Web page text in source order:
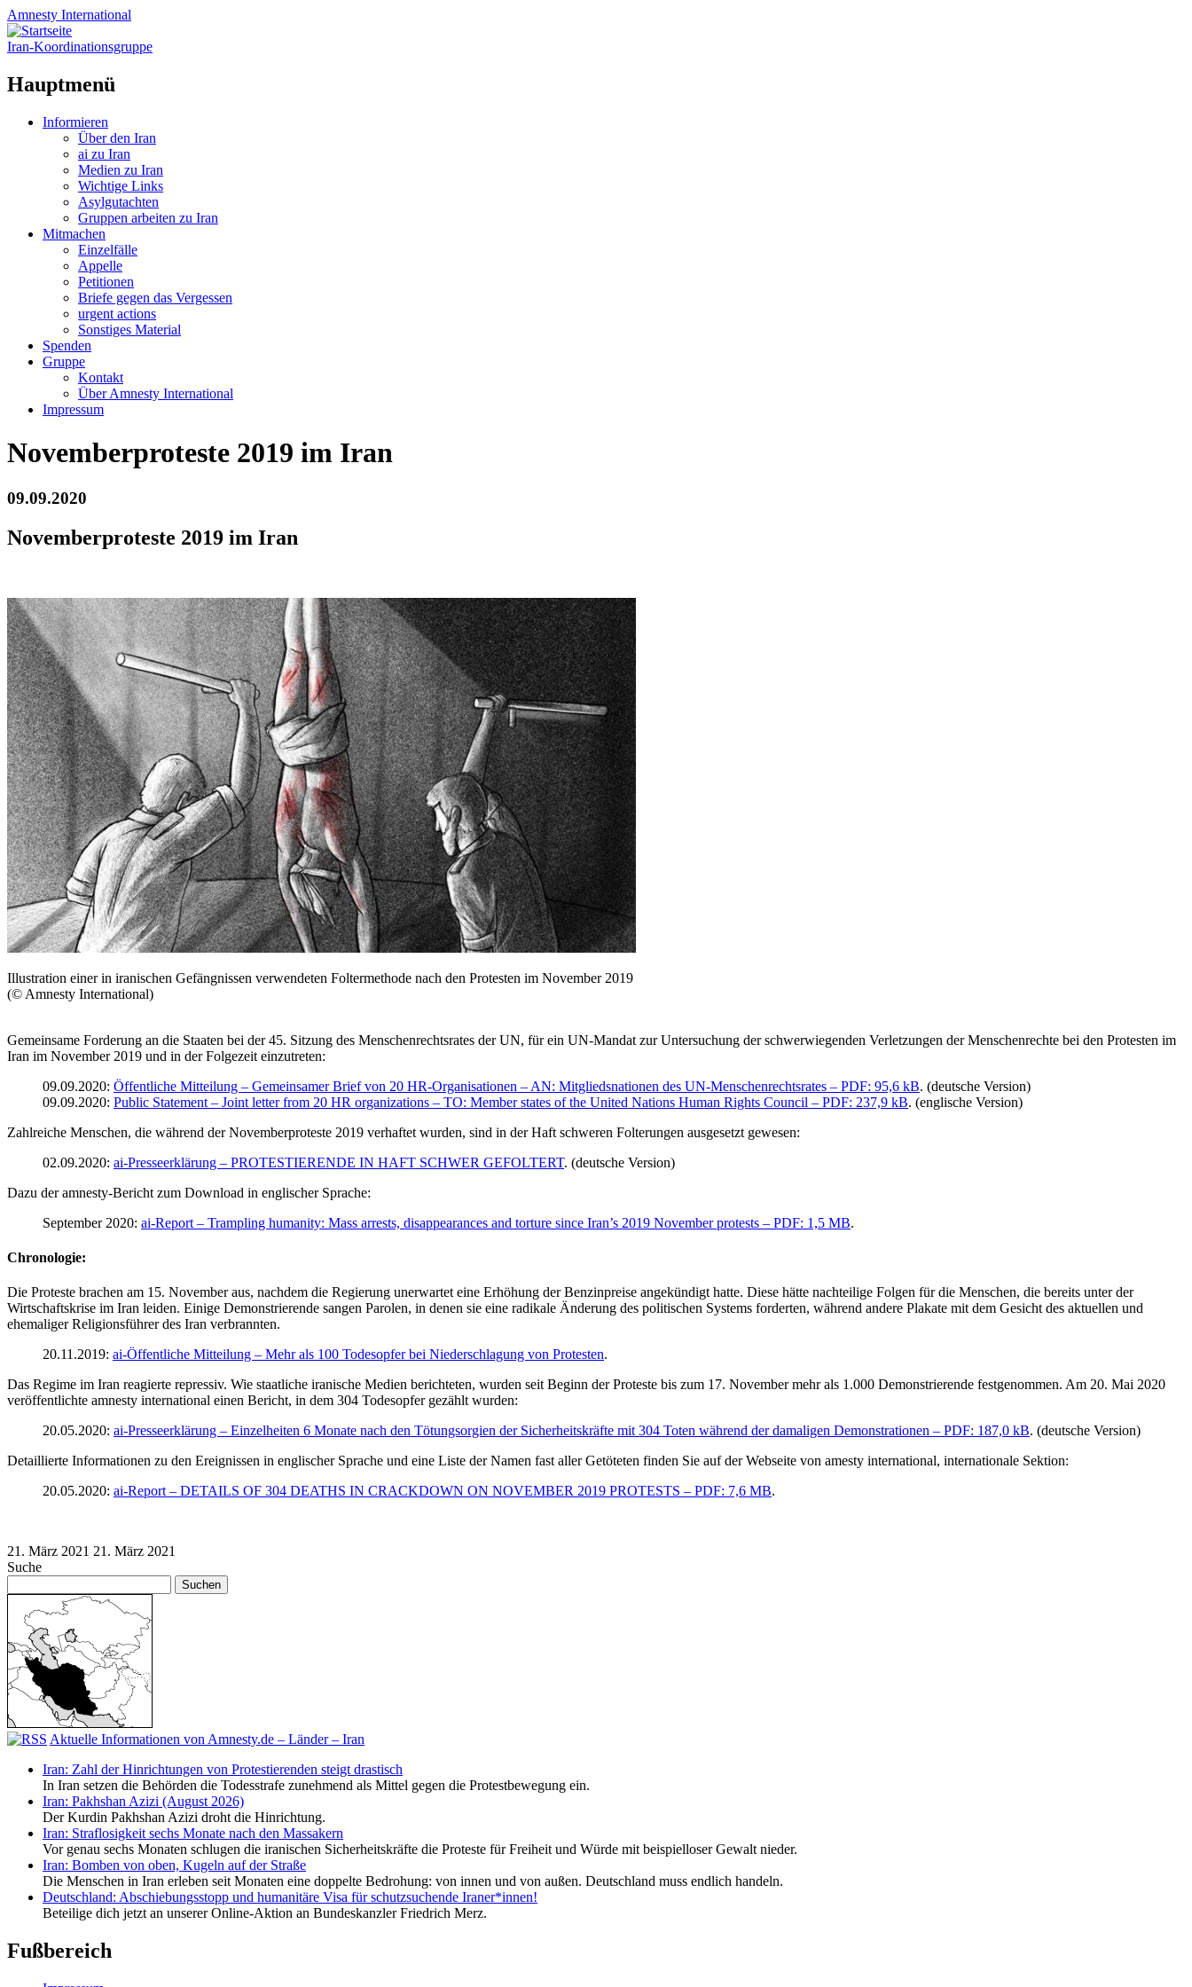
Amnesty International
Iran-Koordinationsgruppe
Hauptmenü
Zum
Informieren
Über den Iran
ai zu Iran
Medien zu Iran
Wichtige Links
Asylgutachten
Gruppen arbeiten zu Iran
Mitmachen
Einzelfälle
Appelle
Petitionen
Briefe gegen das Vergessen
urgent actions
Sonstiges Material
Spenden
Gruppe
Kontakt
Über Amnesty International
Impressum
Novemberproteste 2019 im Iran
09.09.2020
Novemberproteste 2019 im Iran
Illustration einer in iranischen Gefängnissen verwendeten Foltermethode nach den Protesten im November 2019
(© Amnesty International)
Gemeinsame Forderung an die Staaten bei der 45. Sitzung des Menschenrechtsrates der UN, für ein UN-Mandat zur Untersuchung der schwerwiegenden Verletzungen der Menschenrechte bei den Protesten im
Iran im November 2019 und in der Folgezeit einzutreten:
09.09.2020: Öffentliche Mitteilung – Gemeinsamer Brief von 20 HR-Organisationen – AN: Mitgliedsnationen des UN-Menschenrechtsrates – PDF: 95,6 kB. (deutsche Version)
09.09.2020: Public Statement – Joint letter from 20 HR organizations – TO: Member states of the United Nations Human Rights Council – PDF: 237,9 kB. (englische Version)
Zahlreiche Menschen, die während der Novemberproteste 2019 verhaftet wurden, sind in der Haft schweren Folterungen ausgesetzt gewesen:
02.09.2020: ai-Presseerklärung – PROTESTIERENDE IN HAFT SCHWER GEFOLTERT. (deutsche Version)
Dazu der amnesty-Bericht zum Download in englischer Sprache:
September 2020: ai-Report – Trampling humanity: Mass arrests, disappearances and torture since Iran’s 2019 November protests – PDF: 1,5 MB.
Chronologie:
Die Proteste brachen am 15. November aus, nachdem die Regierung unerwartet eine Erhöhung der Benzinpreise angekündigt hatte. Diese hätte nachteilige Folgen für die Menschen, die bereits unter der
Wirtschaftskrise im Iran leiden. Einige Demonstrierende sangen Parolen, in denen sie eine radikale Änderung des politischen Systems forderten, während andere Plakate mit dem Gesicht des aktuellen und
ehemaliger Religionsführer des Iran verbrannten.
20.11.2019: ai-Öffentliche Mitteilung – Mehr als 100 Todesopfer bei Niederschlagung von Protesten.
Das Regime im Iran reagierte repressiv. Wie staatliche iranische Medien berichteten, wurden seit Beginn der Proteste bis zum 17. November mehr als 1.000 Demonstrierende festgenommen. Am 20. Mai 2020
veröffentlichte amnesty international einen Bericht, in dem 304 Todesopfer gezählt wurden:
20.05.2020: ai-Presseerklärung – Einzelheiten 6 Monate nach den Tötungsorgien der Sicherheitskräfte mit 304 Toten während der damaligen Demonstrationen – PDF: 187,0 kB. (deutsche Version)
Detaillierte Informationen zu den Ereignissen in englischer Sprache und eine Liste der Namen fast aller Getöteten finden Sie auf der Webseite von amesty international, internationale Sektion:
20.05.2020: ai-Report – DETAILS OF 304 DEATHS IN CRACKDOWN ON NOVEMBER 2019 PROTESTS – PDF: 7,6 MB.
21. März 2021 21. März 2021
Suche
nach:
Aktuelle Informationen von Amnesty.de – Länder – Iran
Iran: Zahl der Hinrichtungen von Protestierenden steigt drastisch
In Iran setzen die Behörden die Todesstrafe zunehmend als Mittel gegen die Protestbewegung ein.
Iran: Pakhshan Azizi (August 2026)
Der Kurdin Pakhshan Azizi droht die Hinrichtung.
Iran: Straflosigkeit sechs Monate nach den Massakern
Vor genau sechs Monaten schlugen die iranischen Sicherheitskräfte die Proteste für Freiheit und Würde mit beispielloser Gewalt nieder.
Iran: Bomben von oben, Kugeln auf der Straße
Die Menschen in Iran erleben seit Monaten eine doppelte Bedrohung: von innen und von außen. Deutschland muss endlich handeln.
Deutschland: Abschiebungsstopp und humanitäre Visa für schutzsuchende Iraner*innen!
Beteilige dich jetzt an unserer Online-Aktion an Bundeskanzler Friedrich Merz.
Fußbereich